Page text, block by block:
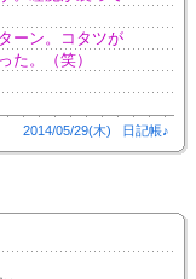
ーン。コタツが
た。（笑）
2014/05/29(木) 日記帳♪